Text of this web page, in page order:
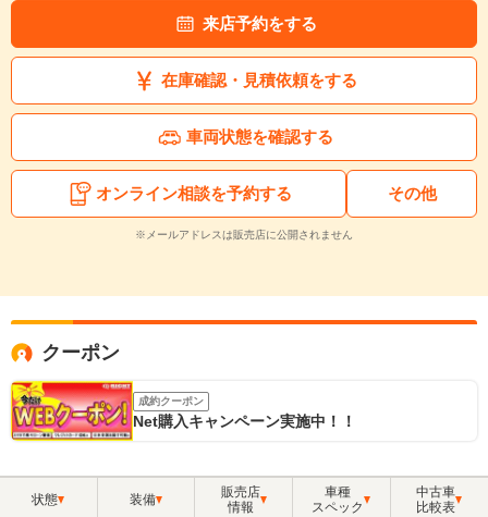
来店予約をする
在庫確認・見積依頼をする
車両状態を確認する
オンライン相談を予約する その他
※メールアドレスは販売店に公開されません
クーポン
成約クーポン
Net購入キャンペーン実施中！！
状態 装備
販売店
情報
車種
スペック
中古車
比較表